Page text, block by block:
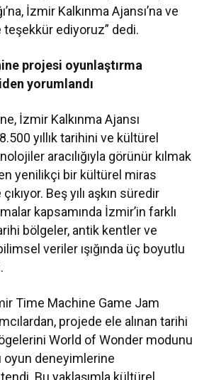
İzmir Kalkınma Ajansı’na ve
teşekkür ediyoruz” dedi.
projesi oyunlaştırma
yorumlandı
İzmir Kalkınma Ajansı
yıllık tarihini ve kültürel
aracılığıyla görünür kılmak
yenilikçi bir kültürel miras
Beş yılı aşkın süredir
kapsamında İzmir’in farklı
bölgeler, antik kentler ve
veriler ışığında üç boyutlu
Time Machine Game Jam
projede ele alınan tarihi
World of Wonder modunu
oyun deneyimlerine
Bu yaklaşımla kültürel